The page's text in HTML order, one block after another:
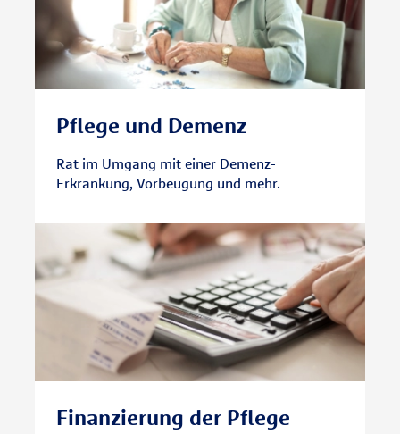
Pflege und Demenz
Rat im Umgang mit einer Demenz-
Erkrankung, Vorbeugung und mehr.
Finanzierung der Pflege